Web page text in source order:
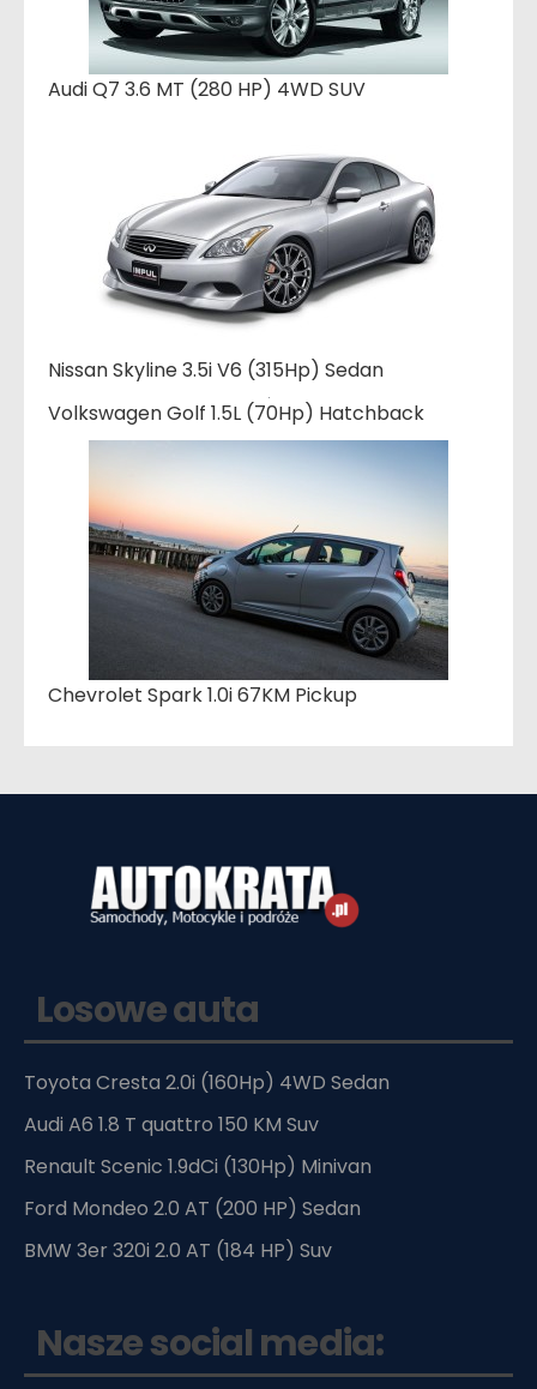
Audi Q7 3.6 MT (280 HP) 4WD SUV
Nissan Skyline 3.5i V6 (315Hp) Sedan
Volkswagen Golf 1.5L (70Hp) Hatchback
Chevrolet Spark 1.0i 67KM Pickup
Losowe auta
Toyota Cresta 2.0i (160Hp) 4WD Sedan
Audi A6 1.8 T quattro 150 KM Suv
Renault Scenic 1.9dCi (130Hp) Minivan
Ford Mondeo 2.0 AT (200 HP) Sedan
BMW 3er 320i 2.0 AT (184 HP) Suv
Nasze social media: